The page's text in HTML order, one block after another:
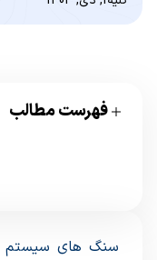
فهرست مطالب
سنگ های سیستم